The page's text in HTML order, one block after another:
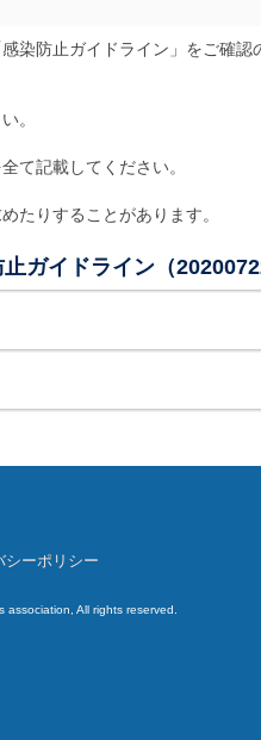
染防止ガイドライン」をご確
。
て記載してください。
たりすることがあります。
ガイドライン（
シーポリシー
All rights reserved.